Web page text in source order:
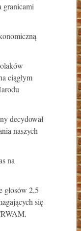
granicami
ciągłym
decydował
naszych
na
głosów 2,5
się